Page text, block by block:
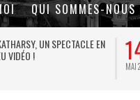
QUI SOMMES-
UN SPECTACLE EN
VIDÉO !
MAI